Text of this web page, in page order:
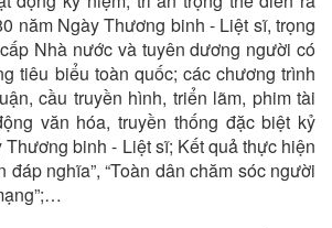
năm Ngày Thương binh - Liệt sĩ, trọng
Nhà nước và tuyên dương người có
tiêu biểu toàn quốc; các chương trình
cầu truyền hình, triển lãm, phim tài
văn hóa, truyền thống đặc biệt kỷ
Thương binh - Liệt sĩ; Kết quả thực hiện
đáp nghĩa”, “Toàn dân chăm sóc người